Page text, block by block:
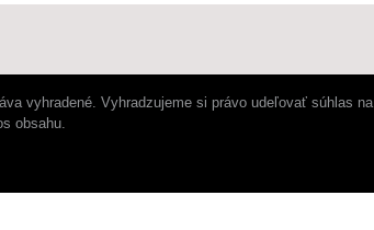
vyhradené. Vyhradzujeme si právo udeľovať súhlas na
obsahu.